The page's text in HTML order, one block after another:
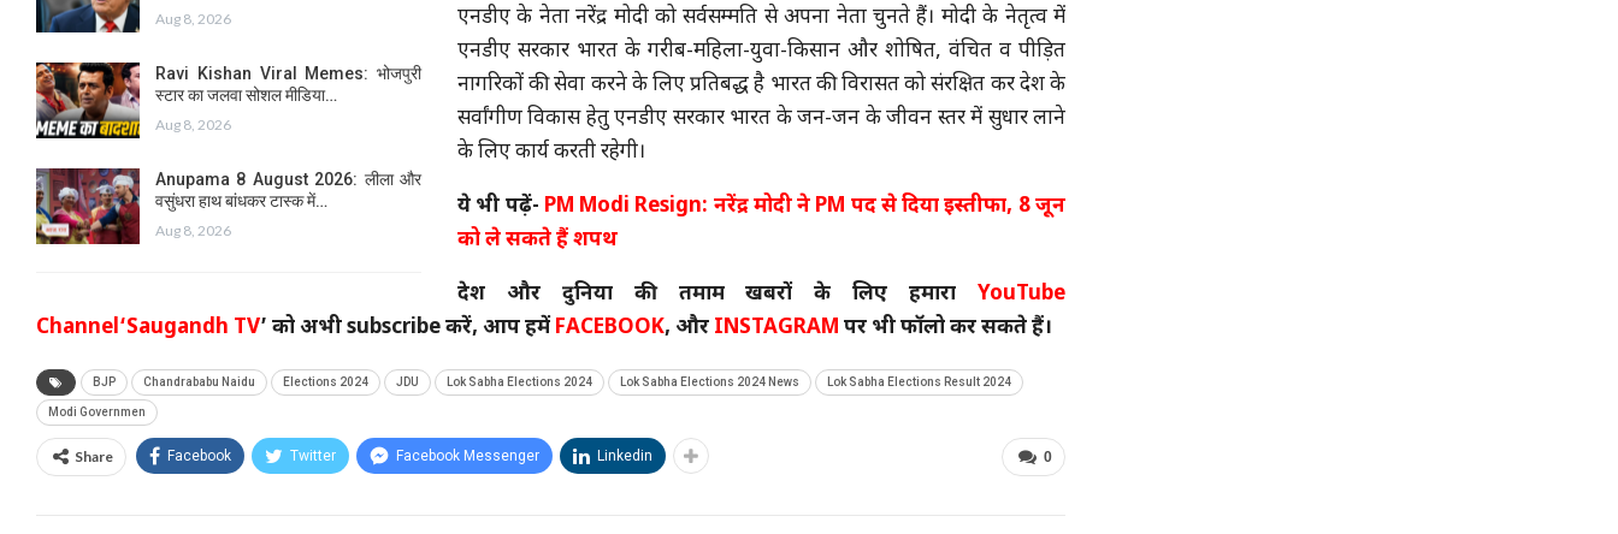
Aug 8, 2026
Ravi Kishan Viral Memes: भोजपुरी
स्टार का जलवा सोशल मीडिया…
Aug 8, 2026
Anupama 8 August 2026: लीला और
वसुंधरा हाथ बांधकर टास्क में…
Aug 8, 2026
एनडीए के नेता नरेंद्र मोदी को सर्वसम्मति से अपना नेता चुनते हैं। मोदी के नेतृत्व में
एनडीए सरकार भारत के गरीब-महिला-युवा-किसान और शोषित, वंचित व पीड़ित
नागरिकों की सेवा करने के लिए प्रतिबद्ध है भारत की विरासत को संरक्षित कर देश के
सर्वांगीण विकास हेतु एनडीए सरकार भारत के जन-जन के जीवन स्तर में सुधार लाने
के लिए कार्य करती रहेगी।
ये भी पढ़ें- PM Modi Resign: नरेंद्र मोदी ने PM पद से दिया इस्तीफा, 8 जून
को ले सकते हैं शपथ
देश और दुनिया की तमाम खबरों के लिए हमारा YouTube
Channel‘Saugandh TV’ को अभी subscribe करें, आप हमें FACEBOOK, और INSTAGRAM पर भी फॉलो कर सकते हैं।
BJP Chandrababu Naidu Elections 2024 JDU Lok Sabha Elections 2024 Lok Sabha Elections 2024 News Lok Sabha Elections Result 2024
Modi Governmen
0
Share Facebook Twitter Facebook Messenger Linkedin